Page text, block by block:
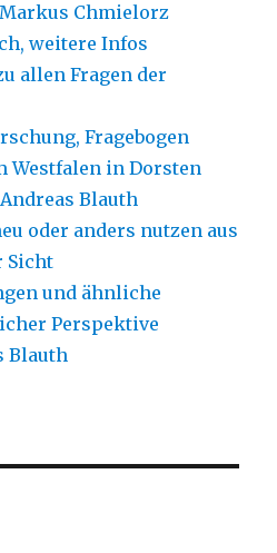
Chmielorz
weitere Infos
allen Fragen der
Fragebogen
Westfalen in Dorsten
Blauth
oder anders nutzen aus
Sicht
und ähnliche
Perspektive
Blauth